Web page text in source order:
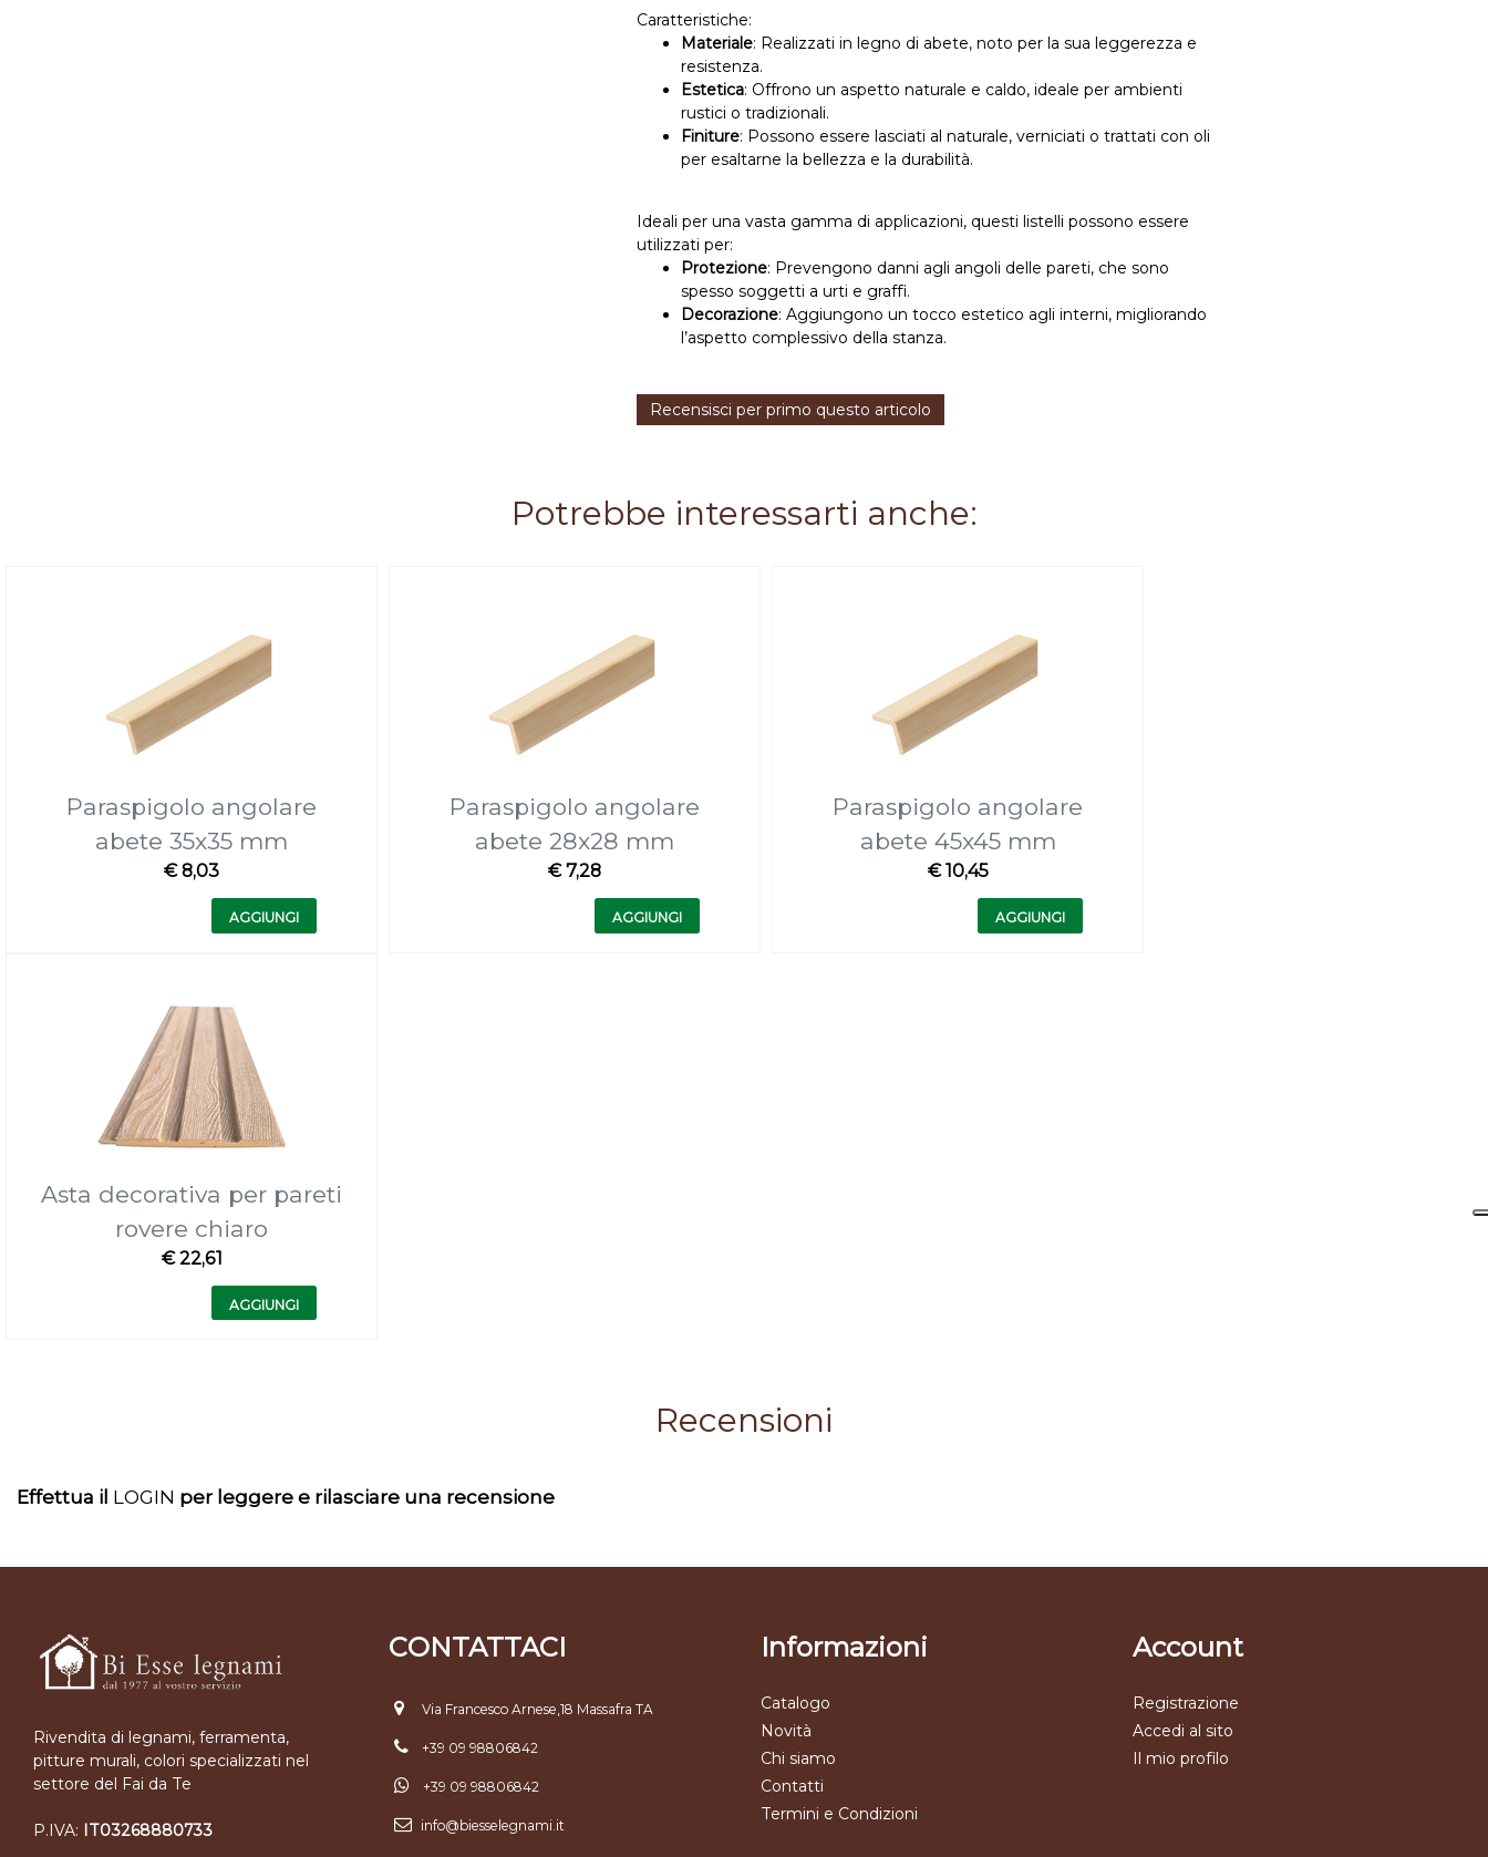
Caratteristiche:
Materiale: Realizzati in legno di abete, noto per la sua leggerezza e
resistenza.
Estetica: Offrono un aspetto naturale e caldo, ideale per ambienti
rustici o tradizionali.
Finiture: Possono essere lasciati al naturale, verniciati o trattati con oli
per esaltarne la bellezza e la durabilità.
Ideali per una vasta gamma di applicazioni, questi listelli possono essere
utilizzati per:
Protezione: Prevengono danni agli angoli delle pareti, che sono
spesso soggetti a urti e graffi.
Decorazione: Aggiungono un tocco estetico agli interni, migliorando
l’aspetto complessivo della stanza.
Recensisci per primo questo articolo
Potrebbe interessarti anche:
Paraspigolo angolare
abete 35x35 mm
€ 8,03
Quantità
AGGIUNGI
Paraspigolo angolare
abete 28x28 mm
€ 7,28
Quantità
AGGIUNGI
Paraspigolo angolare
abete 45x45 mm
€ 10,45
Quantità
AGGIUNGI
Asta decorativa per pareti
rovere chiaro
€ 22,61
Quantità
AGGIUNGI
Recensioni
Effettua il LOGIN per leggere e rilasciare una recensione
Rivendita di legnami, ferramenta,
pitture murali, colori specializzati nel
settore del Fai da Te
P.IVA: IT03268880733
CONTATTACI
Via Francesco Arnese,18 Massafra TA
+39 09 98806842
+39 09 98806842
info@biesselegnami.it
Informazioni
Catalogo
Novità
Chi siamo
Contatti
Termini e Condizioni
Account
Registrazione
Accedi al sito
Il mio profilo